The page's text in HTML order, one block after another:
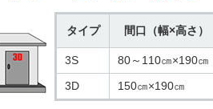
タイプ 間口（幅×高さ）
3S
80～110㎝×190㎝
3D
150㎝×190㎝